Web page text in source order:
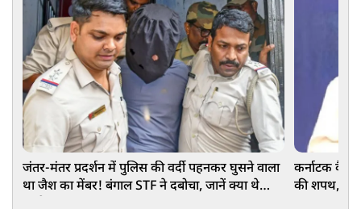
जंतर-मंतर प्रदर्शन में पुलिस की वर्दी पहनकर घुसने वाला
था जैश का मेंबर! बंगाल STF ने दबोचा, जानें क्या थे
कर्नाटक
की शपथ,